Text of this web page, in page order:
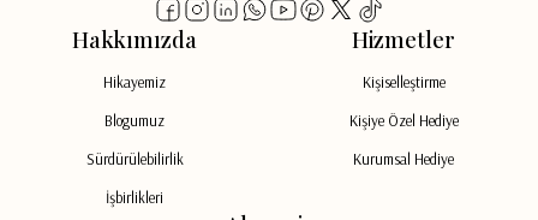
Hakkımızda
Hikayemiz
Blogumuz
Sürdürülebilirlik
İşbirlikleri
Hizmetler
Kişiselleştirme
Kişiye Özel Hediye
Kurumsal Hediye